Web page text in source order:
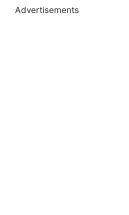
Advertisements